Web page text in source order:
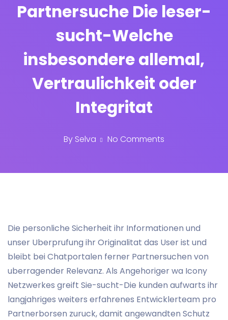
Partnersuche Die leser-
sucht-Welche
insbesondere allemal,
Vertraulichkeit oder
Integritat
By Selva No Comments
Die personliche Sicherheit ihr Informationen und
unser Uberprufung ihr Originalitat das User ist und
bleibt bei Chatportalen ferner Partnersuchen von
uberragender Relevanz. Als Angehoriger wa Icony
Netzwerkes greift Sie-sucht-Die kunden aufwarts ihr
langjahriges weiters erfahrenes Entwicklerteam pro
Partnerborsen zuruck, damit angewandten Schutz